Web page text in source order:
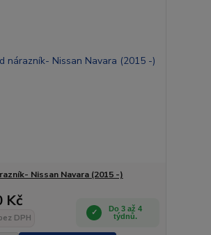
Nissan Navara (2015 -)
Kč
DPH
Do 3 až 4
týdnů.